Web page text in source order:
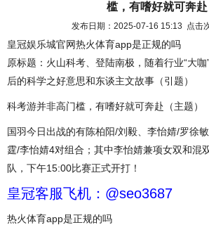
槛，有嗜好就可奔赴
发布日期：2025-07-16 15:13 点击
皇冠娱乐城官网热火体育app是正规的吗
原标题：火山科考、登陆南极，随着行业“大
后的科学之好意思和东谈主文故事（引题）
科考游并非高门槛，有嗜好就可奔赴（主题）
国羽今日出战的有陈柏阳/刘毅、李怡婧/罗徐
霆/李怡婧4对组合；其中李怡婧兼项女双和混
队，下午15:00比赛正式开打！
皇冠客服飞机：@seo3687
热火体育app是正规的吗